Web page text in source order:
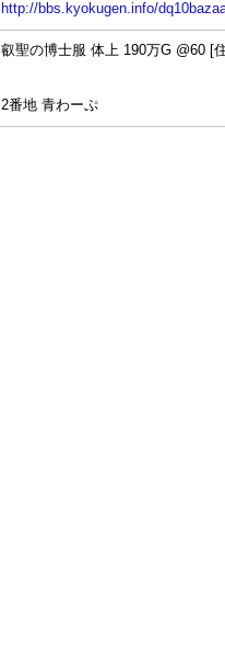
http://bbs.kyokugen.info/
叡聖の博士服 体上 190万G @60 [
2番地 青わーぷ